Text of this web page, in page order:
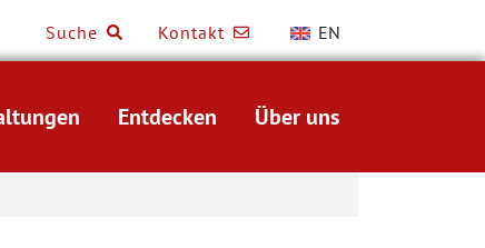
Suche Kontakt EN
Entdecken Über uns